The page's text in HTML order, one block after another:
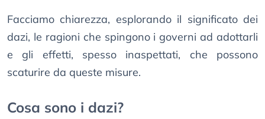
Facciamo chiarezza, esplorando il significato dei
dazi, le ragioni che spingono i governi ad adottarli
e gli effetti, spesso inaspettati, che possono
scaturire da queste misure.
Cosa sono i dazi?